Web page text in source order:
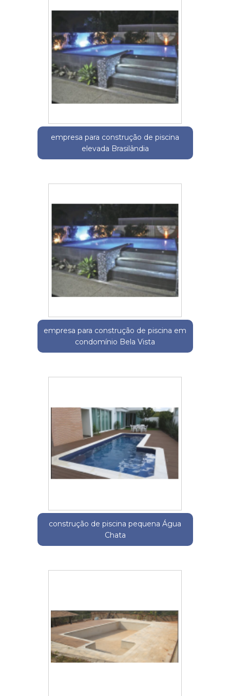
empresa para construção de piscina
elevada Brasilândia
empresa para construção de piscina em
condomínio Bela Vista
construção de piscina pequena Água
Chata